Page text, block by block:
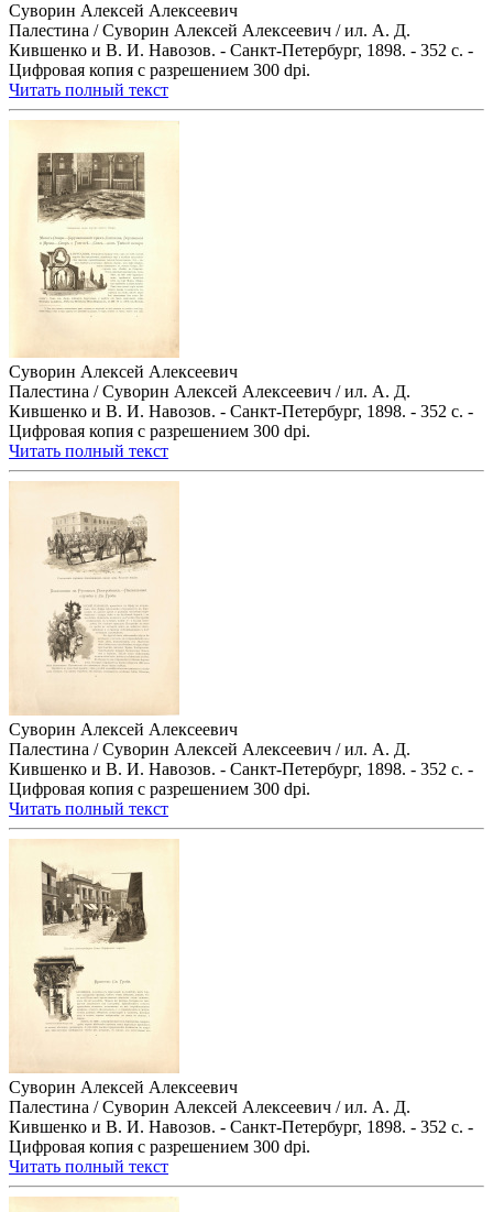
Суворин Алексей Алексеевич
Палестина / Суворин Алексей Алексеевич / ил. А. Д.
Кившенко и В. И. Навозов. - Санкт-Петербург, 1898. - 352 с. -
Цифровая копия с разрешением 300 dpi.
Читать полный текст
Суворин Алексей Алексеевич
Палестина / Суворин Алексей Алексеевич / ил. А. Д.
Кившенко и В. И. Навозов. - Санкт-Петербург, 1898. - 352 с. -
Цифровая копия с разрешением 300 dpi.
Читать полный текст
Суворин Алексей Алексеевич
Палестина / Суворин Алексей Алексеевич / ил. А. Д.
Кившенко и В. И. Навозов. - Санкт-Петербург, 1898. - 352 с. -
Цифровая копия с разрешением 300 dpi.
Читать полный текст
Суворин Алексей Алексеевич
Палестина / Суворин Алексей Алексеевич / ил. А. Д.
Кившенко и В. И. Навозов. - Санкт-Петербург, 1898. - 352 с. -
Цифровая копия с разрешением 300 dpi.
Читать полный текст